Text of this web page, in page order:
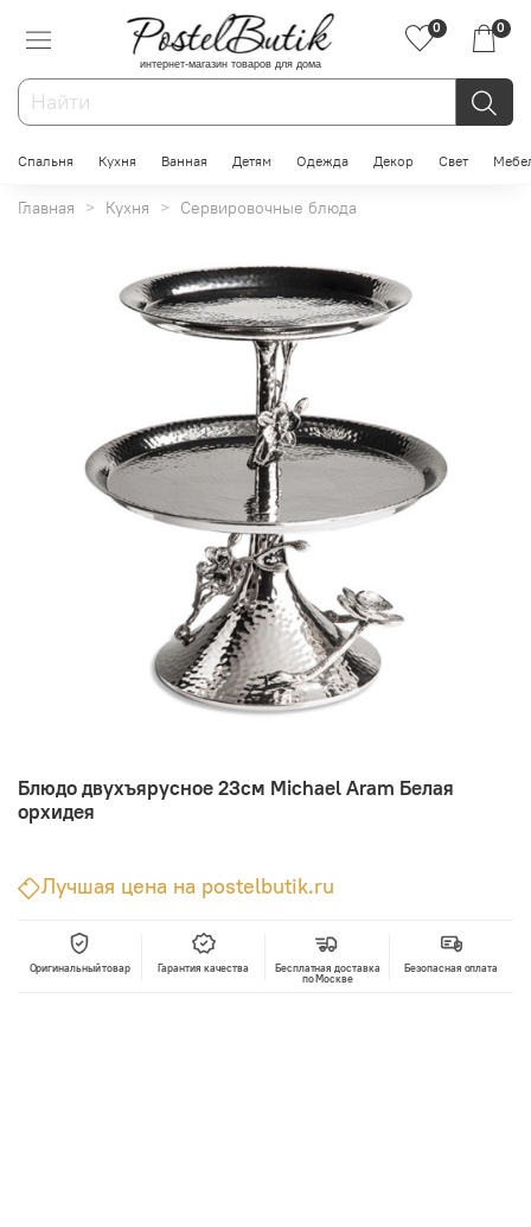
интернет-магазин товаров для дома
0 0
Спальня Кухня Ванная Детям Одежда Декор Свет
Главная Кухня Сервировочные блюда
Блюдо двухъярусное 23см Michael Aram Белая
орхидея
Лучшая цена на postelbutik.ru
Оригинальный товар Гарантия качества
Бесплатная доставка
по Москве
Безопасная оплата